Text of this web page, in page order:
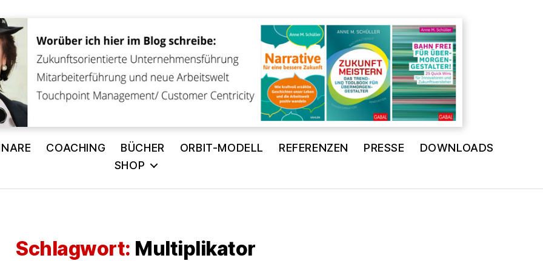
COACHING BÜCHER ORBIT-MODELL REFERENZEN PRESSE
DOWNLOADS
SHOP
Schlagwort: Multiplikator